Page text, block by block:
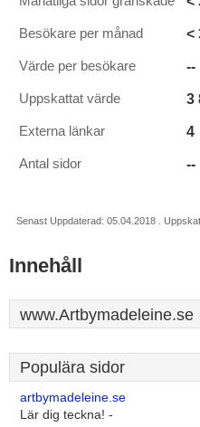
Besökare per månad <
Värde per besökare --
Uppskattat värde 3
Externa länkar 4
Antal sidor --
Senast Uppdaterad: 05.04.2018 .
Innehåll
www.Artbymadeleine.se
Populära sidor
artbymadeleine.se
Lär dig teckna! -